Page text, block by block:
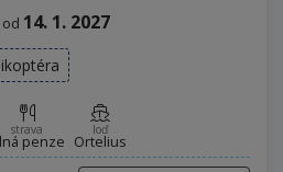
od 14. 1. 2027
strava
penze
loď
Ortelius